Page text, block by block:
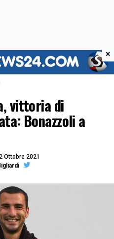
vittoria di
Bonazzoli a
2 Ottobre 2021
×